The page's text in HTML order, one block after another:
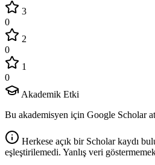
3
0
2
0
1
0
Akademik Etki
Bu akademisyen için Google Scholar
Herkese açık bir Scholar kaydı
eşleştirilemedi. Yanlış veri